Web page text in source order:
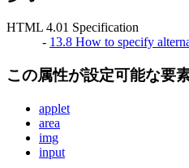
HTML 4.01 Specification
- 13.8 How to specify
この属性が設定可能な要
applet
area
img
input